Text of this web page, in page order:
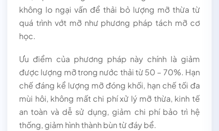
không lo ngại vấn để thải bỏ lượng mỡ thừa từ
quá trình vớt mỡ như phương pháp tách mỡ cơ
học.
Ưu điểm của phương pháp này chính là giảm
được lượng mỡ trong nước thải từ 50 – 70%. Hạn
chế đáng kể lượng mỡ đóng khối, hạn chế tối đa
mùi hôi, không mất chi phí xử lý mỡ thừa, kinh tế
an toàn và dễ sử dụng, giảm chi phí bảo trì hệ
thống, giảm hình thành bùn từ đáy bể.